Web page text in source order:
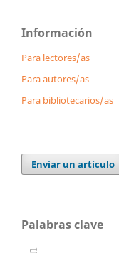
Información
Para lectores/as
Para autores/as
Para bibliotecarios/as
Enviar un artículo
Palabras clave